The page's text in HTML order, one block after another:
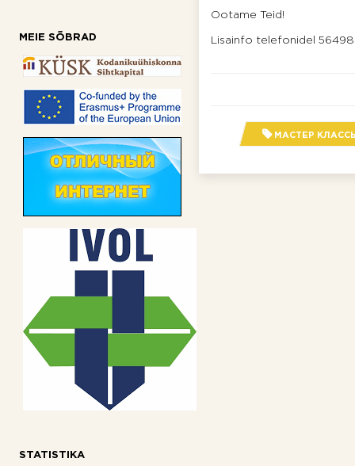
MEIE SÕBRAD
STATISTIKA
Ootame Teid!
Lisainfo telefonidel
МАСТЕР